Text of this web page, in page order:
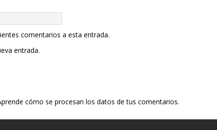
comentarios a esta entrada.
entrada.
cómo se procesan los datos de tus comentarios.